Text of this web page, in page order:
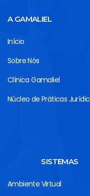
A GAMALIEL
Início
Sobre Nós
Clínica Gamaliel
Núcleo de Práticas
SISTEMAS
Ambiente Virtual